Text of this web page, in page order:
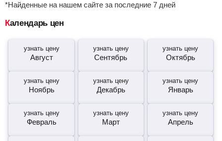
*Найденные на нашем сайте за последние 7 дней
Календарь цен
узнать цену
Август
узнать цену
Сентябрь
узнать цену
Октябрь
узнать цену
Ноябрь
узнать цену
Декабрь
узнать цену
Январь
узнать цену
Февраль
узнать цену
Март
узнать цену
Апрель